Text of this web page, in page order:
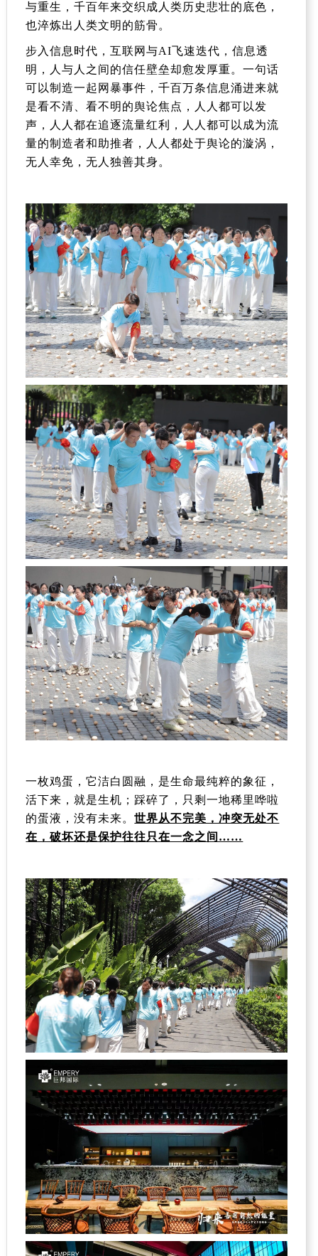
与重生，千百年来交织成人类历史悲壮的底色，
也淬炼出人类文明的筋骨。
步入信息时代，互联网与AI飞速迭代，信息透
明，人与人之间的信任壁垒却愈发厚重。一句话
可以制造一起网暴事件，千百万条信息涌进来就
是看不清、看不明的舆论焦点，人人都可以发
声，人人都在追逐流量红利，人人都可以成为流
量的制造者和助推者，人人都处于舆论的漩涡，
无人幸免，无人独善其身。
一枚鸡蛋，它洁白圆融，是生命最纯粹的象征，
活下来，就是生机；踩碎了，只剩一地稀里哗啦
的蛋液，没有未来。世界从不完美，冲突无处不
在，破坏还是保护往往只在一念之间……